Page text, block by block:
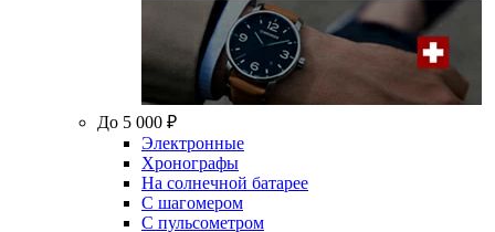
До 5 000 ₽
Электронные
Хронографы
На солнечной батарее
С шагомером
С пульсометром